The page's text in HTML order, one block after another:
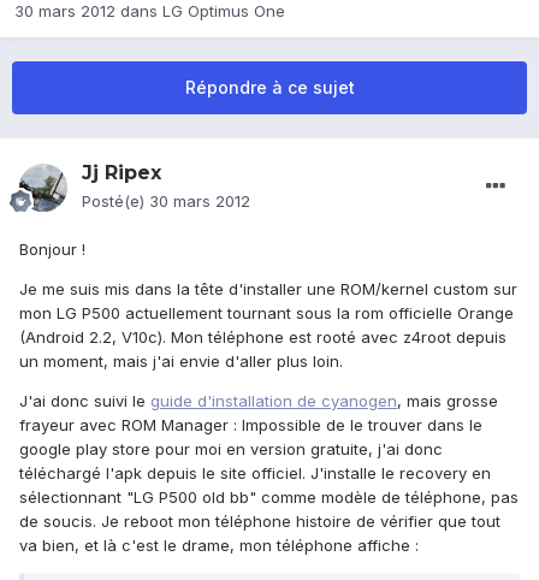
30 mars 2012 dans LG Optimus One
Répondre à ce sujet
Jj Ripex
Posté(e) 30 mars 2012
Bonjour !
Je me suis mis dans la tête d'installer une ROM/kernel custom sur
mon LG P500 actuellement tournant sous la rom officielle Orange
(Android 2.2, V10c). Mon téléphone est rooté avec z4root depuis
un moment, mais j'ai envie d'aller plus loin.
J'ai donc suivi le guide d'installation de cyanogen, mais grosse
frayeur avec ROM Manager : Impossible de le trouver dans le
google play store pour moi en version gratuite, j'ai donc
téléchargé l'apk depuis le site officiel. J'installe le recovery en
sélectionnant "LG P500 old bb" comme modèle de téléphone, pas
de soucis. Je reboot mon téléphone histoire de vérifier que tout
va bien, et là c'est le drame, mon téléphone affiche :